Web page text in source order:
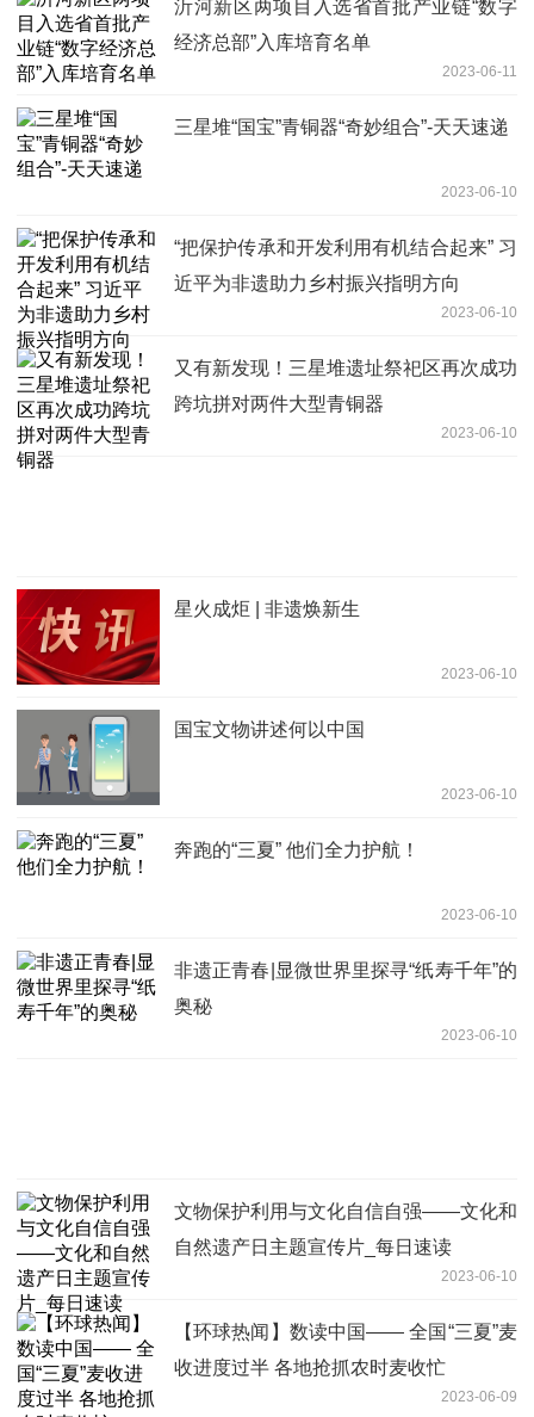
沂河新区两项目入选省首批产业链“数字
经济总部”入库培育名单
2023-06-11
三星堆“国宝”青铜器“奇妙组合”-天天速递
2023-06-10
“把保护传承和开发利用有机结合起来” 习
近平为非遗助力乡村振兴指明方向
2023-06-10
又有新发现！三星堆遗址祭祀区再次成功
跨坑拼对两件大型青铜器
2023-06-10
星火成炬 | 非遗焕新生
2023-06-10
国宝文物讲述何以中国
2023-06-10
奔跑的“三夏” 他们全力护航！
2023-06-10
非遗正青春|显微世界里探寻“纸寿千年”的
奥秘
2023-06-10
文物保护利用与文化自信自强——文化和
自然遗产日主题宣传片_每日速读
2023-06-10
【环球热闻】数读中国—— 全国“三夏”麦
收进度过半 各地抢抓农时麦收忙
2023-06-09